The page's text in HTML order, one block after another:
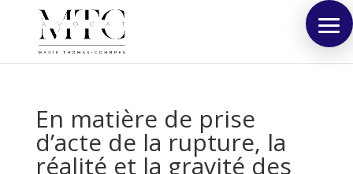
En matière de prise
d’acte de la rupture, la
réalité et la gravité des